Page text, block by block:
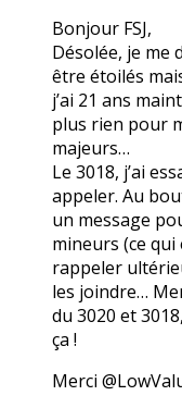
Bonjour FSJ,
Désolée, je me
être étoilés
j’ai 21 ans
plus rien pour
majeurs…
Le 3018, j’ai
appeler. Au
un message
mineurs (ce
rappeler
les joindre…
du 3020 et
ça !
Merci